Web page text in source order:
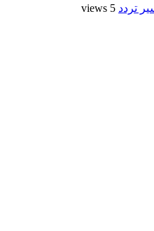
تردد 5 views